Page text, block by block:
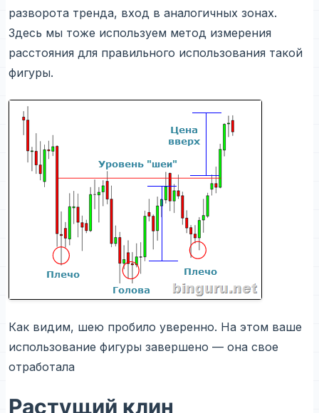
разворота тренда, вход в аналогичных зонах.
Здесь мы тоже используем метод измерения
расстояния для правильного использования такой
фигуры.
Как видим, шею пробило уверенно. На этом ваше
использование фигуры завершено — она свое
отработала
Растущий клин